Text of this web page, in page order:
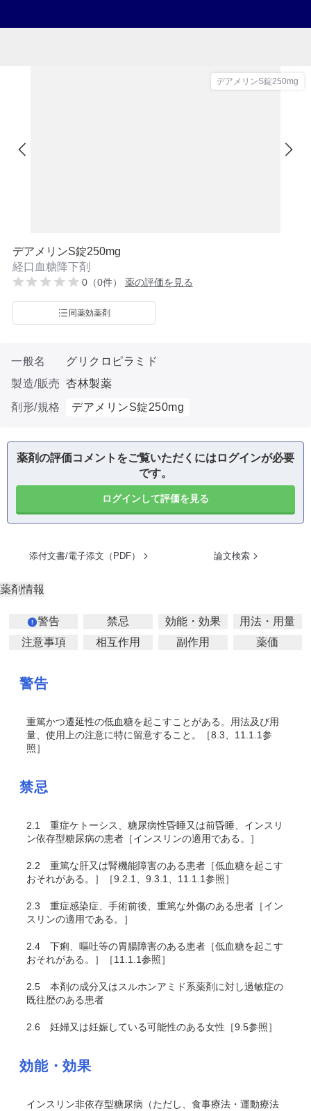
デアメリンS錠250mg
デアメリンS錠250mg
経口血糖降下剤
0（0件） 薬の評価を見る
同薬効薬剤
一般名
グリクロピラミド
製造/販売 杏林製薬
剤形/規格
デアメリンS錠250mg
薬剤の評価コメントをご覧いただくにはログインが必要
です。
ログインして評価を見る
添付文書/電子添文（PDF） 論文検索
薬剤情報
警告 禁忌 効能・効果
用法・用量
注意事項
相互作用 副作用 薬価
警告
重篤かつ遷延性の低血糖を起こすことがある。用法及び用
量、使用上の注意に特に留意すること。［8.3、11.1.1参
照］
禁忌
2.1
重症ケトーシス、糖尿病性昏睡又は前昏睡、インスリ
ン依存型糖尿病の患者［インスリンの適用である。］
2.2 重篤な肝又は腎機能障害のある患者［低血糖を起こす
おそれがある。］［9.2.1、9.3.1、11.1.1参照］
2.3 重症感染症、手術前後、重篤な外傷のある患者［イン
スリンの適用である。］
2.4 下痢、嘔吐等の胃腸障害のある患者［低血糖を起こす
おそれがある。］［11.1.1参照］
2.5 本剤の成分又はスルホンアミド系薬剤に対し過敏症の
既往歴のある患者
2.6 妊婦又は妊娠している可能性のある女性［9.5参照］
効能・効果
インスリン非依存型糖尿病（ただし、食事療法・運動療法